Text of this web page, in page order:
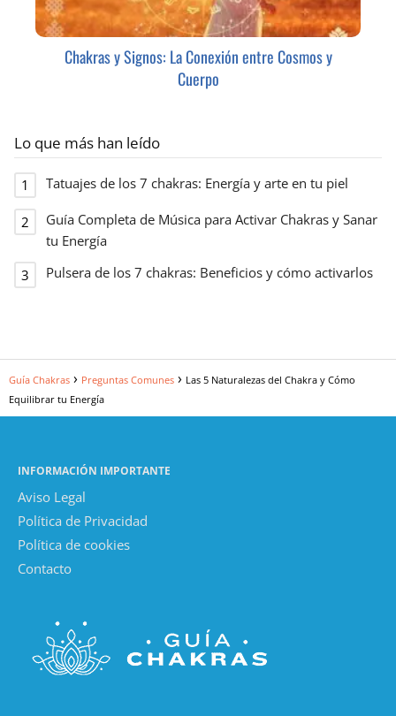
Chakras y Signos: La Conexión entre Cosmos y
Cuerpo
Lo que más han leído
Tatuajes de los 7 chakras: Energía y arte en tu piel
Guía Completa de Música para Activar Chakras y Sanar
tu Energía
Pulsera de los 7 chakras: Beneficios y cómo activarlos
Guía Chakras Preguntas Comunes
Las 5 Naturalezas del Chakra y Cómo
Equilibrar tu Energía
INFORMACIÓN IMPORTANTE
Aviso Legal
Política de Privacidad
Política de cookies
Contacto